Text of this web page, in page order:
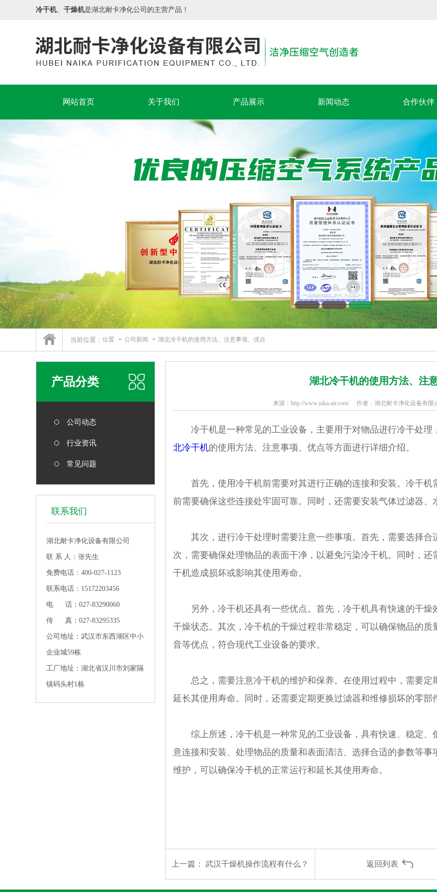
冷干机、 干燥机是湖北耐卡净化公司的主营产品！
网站首页 关于我们 产品展示 新闻动态 合作伙伴
当前位置： 位置 公司新闻 湖北冷干机的使用方法、注意事项、优点
产品分类
公司动态
行业资讯
常见问题
联系我们
湖北耐卡净化设备有限公司
联 系 人：张先生
免费电话：400-027-1123
联系电话：15172203456
电 话：027-83290060
传 真：027-83295335
公司地址：武汉市东西湖区中小
企业城59栋
工厂地址：湖北省汉川市刘家隔
镇码头村1栋
湖北冷干机的使用方法、注
来源：http://www.nika-air.com/ 作者：湖北耐卡净化设备有
冷干机是一种常见的工业设备，主要用于对物品进行冷干处理
北冷干机的使用方法、注意事项、优点等方面进行详细介绍。
首先，使用冷干机前需要对其进行正确的连接和安装。冷干机
前需要确保这些连接处牢固可靠。同时，还需要安装气体过滤器、
其次，进行冷干处理时需要注意一些事项。首先，需要选择合
次，需要确保处理物品的表面干净，以避免污染冷干机。同时，
干机造成损坏或影响其使用寿命。
另外，冷干机还具有一些优点。首先，冷干机具有快速的干燥
干燥状态。其次，冷干机的干燥过程非常稳定，可以确保物品的
音等优点，符合现代工业设备的要求。
总之，需要注意冷干机的维护和保养。在使用过程中，需要定
延长其使用寿命。同时，还需要定期更换过滤器和维修损坏的零部
综上所述，冷干机是一种常见的工业设备，具有快速、稳定、
意连接和安装、处理物品的质量和表面清洁、选择合适的参数等
维护，可以确保冷干机的正常运行和延长其使用寿命。
上一篇： 武汉干燥机操作流程有什么？ 返回列表